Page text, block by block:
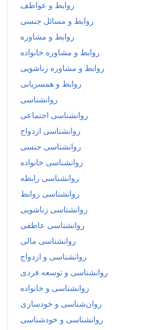
روابط و عواطف
روابط و مسائل جنسی
روابط و مشاوره
روابط و مشاوره خانواده
روابط و مشاوره زناشویی
روابط و همسریابی
روانشناسی
روانشناسی اجتماعی
روانشناسی ازدواج
روانشناسی جنسی
روانشناسی خانواده
روانشناسی رابطه
روانشناسی روابط
روانشناسی زناشویی
روانشناسی عاطفی
روانشناسی مالی
روانشناسی و ازدواج
روانشناسی و توسعه فردی
روانشناسی و خانواده
روان‌شناسی و خودسازی
روانشناسی و خودشناسی